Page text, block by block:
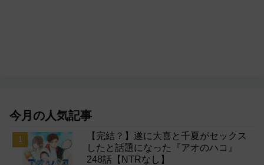
今月の人気記事
【完結？】遂に大喜と千夏がセックス
したと話題になった『アオのハコ』
248話【NTRなし】